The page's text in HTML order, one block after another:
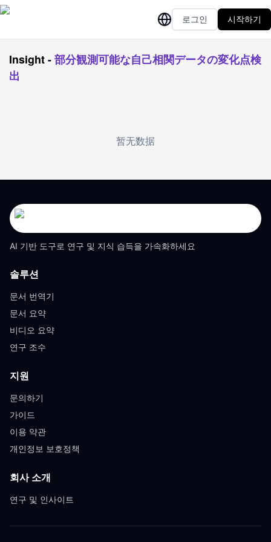
로그인 시작하기
Insight-部分観測可能な自己相関データの変化点検
出
暂无数据
AI 기반 도구로 연구 및 지식 습득을 가속화하세요
솔루션
문서 번역기
문서 요약
비디오 요약
연구 조수
지원
문의하기
가이드
이용 약관
개인정보 보호정책
회사 소개
연구 및 인사이트